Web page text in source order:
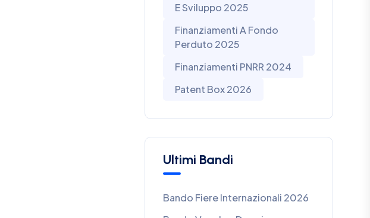
E Sviluppo 2025
Finanziamenti A Fondo
Perduto 2025
Finanziamenti PNRR 2024
Patent Box 2026
Ultimi Bandi
Bando Fiere Internazionali 2026